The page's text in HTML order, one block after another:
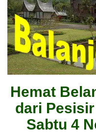
Hemat
dari
Sabtu 4